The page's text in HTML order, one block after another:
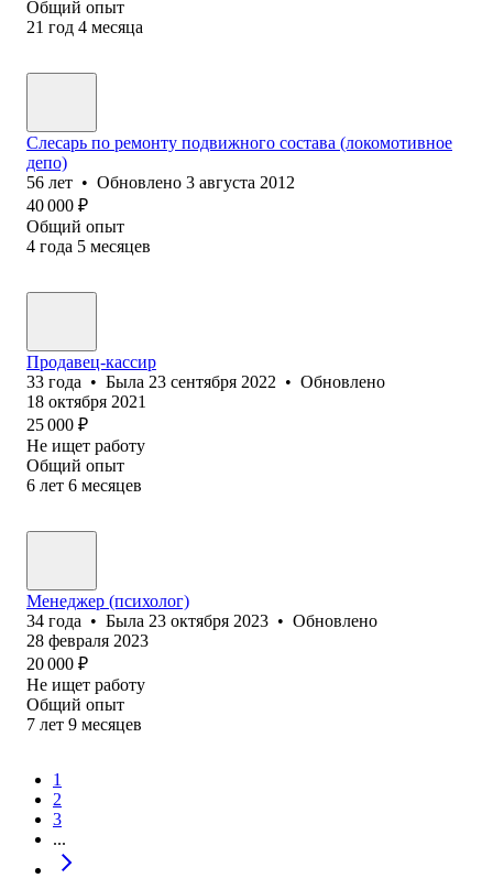
Общий опыт
21 год 4 месяца
Слесарь по ремонту подвижного состава (локомотивное
депо)
56 лет • Обновлено 3 августа 2012
40 000 ₽
Общий опыт
4 года 5 месяцев
Продавец-кассир
33 года • Была 23 сентября 2022 • Обновлено
18 октября 2021
25 000 ₽
Не ищет работу
Общий опыт
6 лет 6 месяцев
Менеджер (психолог)
34 года • Была 23 октября 2023 • Обновлено
28 февраля 2023
20 000 ₽
Не ищет работу
Общий опыт
7 лет 9 месяцев
1
2
3
...